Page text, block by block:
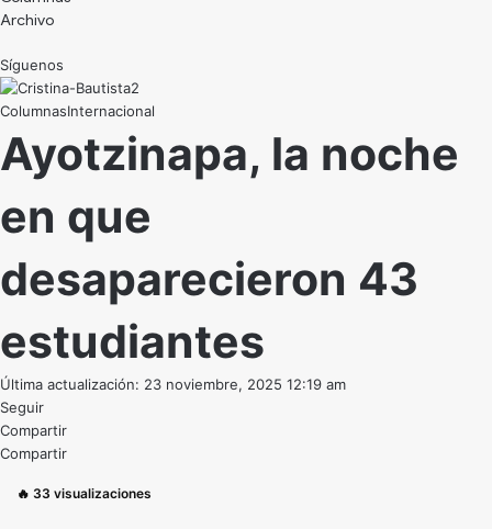
Archivo
Síguenos
Internacional
Ayotzinapa, la noche
en que
desaparecieron 43
estudiantes
Última actualización: 23 noviembre, 2025 12:19 am
Seguir
Compartir
Compartir
🔥 33 visualizaciones